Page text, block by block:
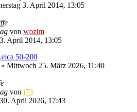
3. April 2014, 13:05
von wozim
April 2014, 13:05
50-200
» Mittwoch 25. März 2026, 11:40
von j73
April 2026, 17:43